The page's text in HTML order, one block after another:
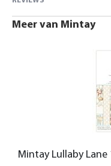
Meer van Mintay
Mintay Lullaby Lane